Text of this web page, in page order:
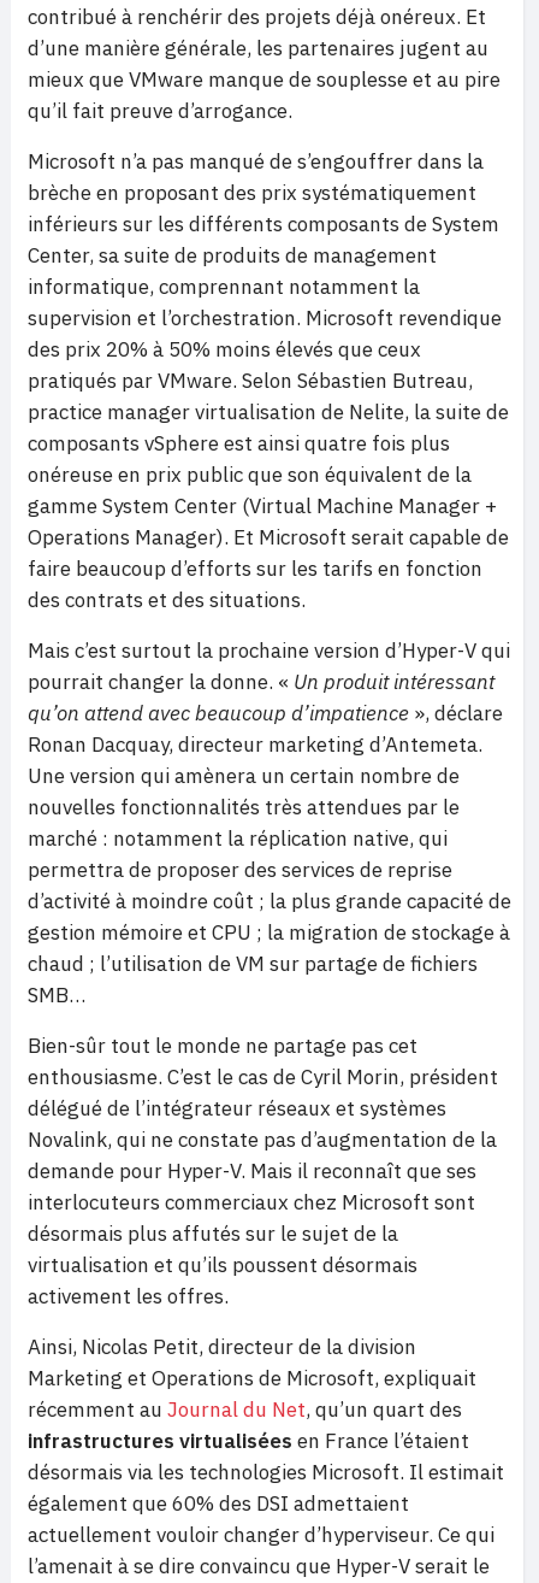
contribué à renchérir des projets déjà onéreux. Et
d’une manière générale, les partenaires jugent au
mieux que VMware manque de souplesse et au pire
qu’il fait preuve d’arrogance.
Microsoft n’a pas manqué de s’engouffrer dans la
brèche en proposant des prix systématiquement
inférieurs sur les différents composants de System
Center, sa suite de produits de management
informatique, comprennant notamment la
supervision et l’orchestration. Microsoft revendique
des prix 20% à 50% moins élevés que ceux
pratiqués par VMware. Selon Sébastien Butreau,
practice manager virtualisation de Nelite, la suite de
composants vSphere est ainsi quatre fois plus
onéreuse en prix public que son équivalent de la
gamme System Center (Virtual Machine Manager +
Operations Manager). Et Microsoft serait capable de
faire beaucoup d’efforts sur les tarifs en fonction
des contrats et des situations.
Mais c’est surtout la prochaine version d’Hyper-V qui
pourrait changer la donne. « Un produit intéressant
qu’on attend avec beaucoup d’impatience », déclare
Ronan Dacquay, directeur marketing d’Antemeta.
Une version qui amènera un certain nombre de
nouvelles fonctionnalités très attendues par le
marché : notamment la réplication native, qui
permettra de proposer des services de reprise
d’activité à moindre coût ; la plus grande capacité de
gestion mémoire et CPU ; la migration de stockage à
chaud ; l’utilisation de VM sur partage de fichiers
SMB…
Bien-sûr tout le monde ne partage pas cet
enthousiasme. C’est le cas de Cyril Morin, président
délégué de l’intégrateur réseaux et systèmes
Novalink, qui ne constate pas d’augmentation de la
demande pour Hyper-V. Mais il reconnaît que ses
interlocuteurs commerciaux chez Microsoft sont
désormais plus affutés sur le sujet de la
virtualisation et qu’ils poussent désormais
activement les offres.
Ainsi, Nicolas Petit, directeur de la division
Marketing et Operations de Microsoft, expliquait
récemment au Journal du Net, qu’un quart des
infrastructures virtualisées en France l’étaient
désormais via les technologies Microsoft. Il estimait
également que 60% des DSI admettaient
actuellement vouloir changer d’hyperviseur. Ce qui
l’amenait à se dire convaincu que Hyper-V serait le